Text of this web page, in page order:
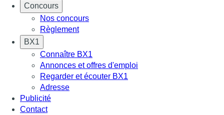
Concours
Nos concours
Règlement
BX1
Connaître BX1
Annonces et offres d'emploi
Regarder et écouter BX1
Adresse
Publicité
Contact